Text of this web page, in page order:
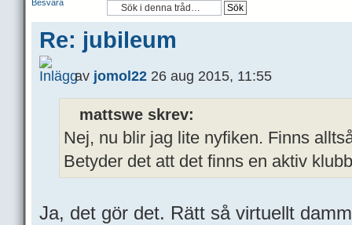
Besvara
Re: jubileum
av jomol22 26 aug 2015, 11:55
mattswe skrev:
Nej, nu blir jag lite nyfiken. Finns
Betyder det att det finns en aktiv
Ja, det gör det. Rätt så virtuellt